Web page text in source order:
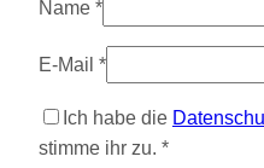
Name *
E-Mail *
Ich habe die
stimme ihr zu. *